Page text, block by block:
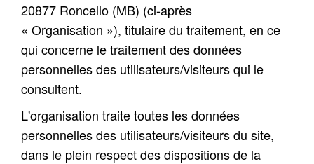
20877 Roncello (MB) (ci-après
« Organisation »), titulaire du traitement, en ce
qui concerne le traitement des données
personnelles des utilisateurs/visiteurs qui le
consultent.
L'organisation traite toutes les données
personnelles des utilisateurs/visiteurs du site,
dans le plein respect des dispositions de la